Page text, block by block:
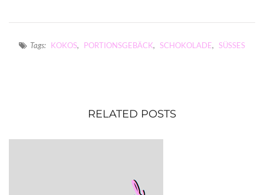
Tags: KOKOS, PORTIONSGEBÄCK, SCHOKOLADE, SÜSSES
RELATED POSTS